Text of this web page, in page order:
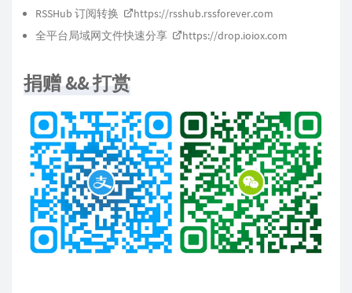
RSSHub 订阅转换
https://rsshub.rssforever.com
全平台局域网文件快速分享
https://drop.ioiox.com
捐赠 && 打赏